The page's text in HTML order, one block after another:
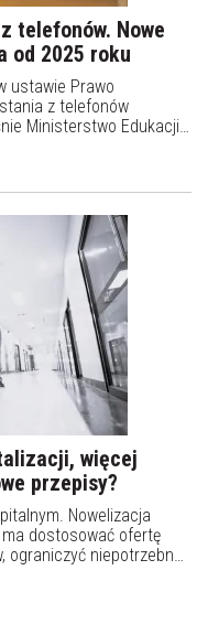
telefonów. Nowe
od 2025 roku
ustawie Prawo
z telefonów
Ministerstwo Edukacji
przedmiotu –
cyfrowej i profilaktyki
więcej
przepisy?
Nowelizacja
dostosować ofertę
ograniczyć niepotrzebne
zdrowotną. Sprawdź, co